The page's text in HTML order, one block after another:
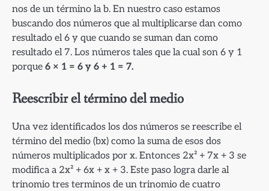
nos de un término la b. En nuestro caso estamos
buscando dos números que al multiplicarse dan como
resultado el 6 y que cuando se suman dan como
resultado el 7. Los números tales que la cual son 6 y 1
porque 6 × 1 = 6 y 6 + 1 = 7.
Reescribir el término del medio
Una vez identificados los dos números se reescribe el
término del medio (bx) como la suma de esos dos
números multiplicados por x. Entonces 2x² + 7x + 3 se
modifica a 2x² + 6x + x + 3. Este paso logra darle al
trinomio tres terminos de un trinomio de cuatro